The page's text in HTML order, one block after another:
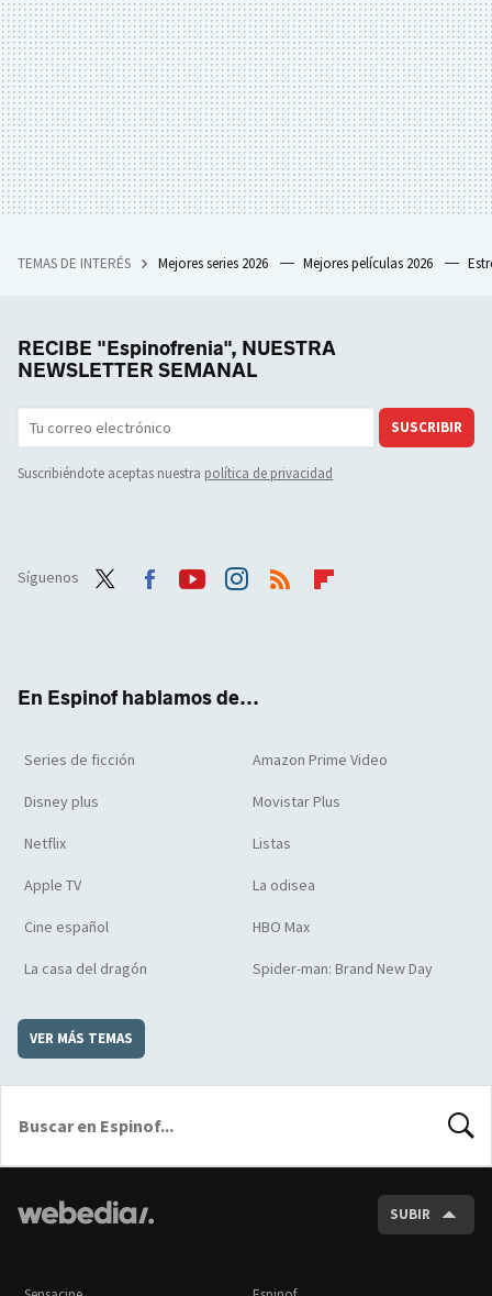
TEMAS DE INTERÉS Mejores series 2026 Mejores películas 2026
RECIBE "Espinofrenia", NUESTRA
NEWSLETTER SEMANAL
SUSCRIBIR
Suscribiéndote aceptas nuestra política de privacidad
Síguenos
En Espinof hablamos de...
Series de ficción Amazon Prime Video
Disney plus Movistar Plus
Netflix Listas
Apple TV La odisea
Cine español HBO Max
La casa del dragón Spider-man: Brand New Day
VER MÁS TEMAS
SUBIR